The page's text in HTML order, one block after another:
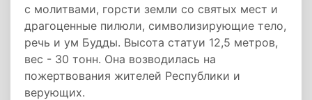
с молитвами, горсти земли со святых мест и
драгоценные пилюли, символизирующие тело,
речь и ум Будды. Высота статуи 12,5 метров,
вес - 30 тонн. Она возводилась на
пожертвования жителей Республики и
верующих.